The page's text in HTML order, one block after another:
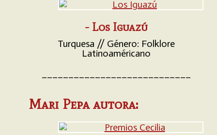
- Los Iguazú
Turquesa // Género: Folklore
Latinoaméricano
Mari Pepa autora: